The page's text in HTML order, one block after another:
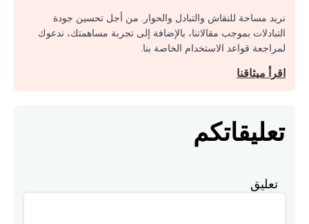
نريد مساحة للنقاش والتبادل والحوار. من أجل تحسين جودة
التبادلات بموجب مقالاتنا، بالإضافة إلى تجربة مساهمتك، ندعوك
لمراجعة قواعد الاستخدام الخاصة بنا.
اقرأ ميثاقنا
تعليقاتكم
تعليق